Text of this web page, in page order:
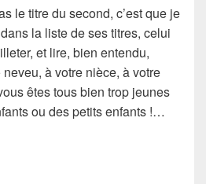
le titre du second, c’est que je
la liste de ses titres, celui
et lire, bien entendu,
à votre nièce, à votre
êtes tous bien trop jeunes
ou des petits enfants !…